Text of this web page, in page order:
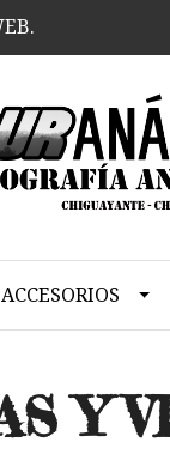
ACCESORIOS
Y